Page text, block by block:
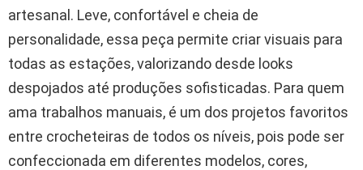
artesanal. Leve, confortável e cheia de
personalidade, essa peça permite criar visuais para
todas as estações, valorizando desde looks
despojados até produções sofisticadas. Para quem
ama trabalhos manuais, é um dos projetos favoritos
entre crocheteiras de todos os níveis, pois pode ser
confeccionada em diferentes modelos, cores,